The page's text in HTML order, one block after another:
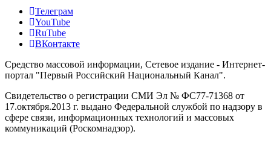
Телеграм
YouTube
RuTube
ВКонтакте
Средство массовой информации, Сетевое издание - Интернет-
портал "Первый Российский Национальный Канал".
Свидетельство о регистрации СМИ Эл № ФС77-71368 от
17.октября.2013 г. выдано Федеральной службой по надзору в
сфере связи, информационных технологий и массовых
коммуникаций (Роскомнадзор).